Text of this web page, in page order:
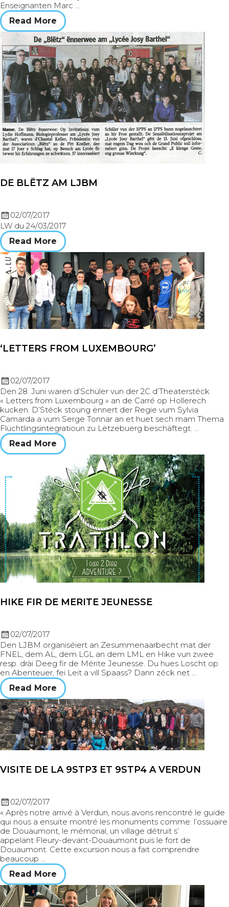
Enseignanten Marc …
Read More
DE BLËTZ AM LJBM
02/07/2017
LW du 24/03/2017
Read More
‘LETTERS FROM LUXEMBOURG’
02/07/2017
Den 28. Juni waren d’Schüler vun der 2C d’Theaterstéck
« Letters from Luxembourg » an de Carré op Hollerech
kucken. D’Stéck stoung ënnert der Regie vum Sylvia
Camarda a vum Serge Tonnar an et huet sech mam Thema
Flüchtlingsintegratioun zu Lëtzebuerg beschäftegt. …
Read More
HIKE FIR DE MERITE JEUNESSE
02/07/2017
Den LJBM organiséiert an Zesummenaarbecht mat der
FNEL, dem AL, dem LGL an dem LML en Hike vun zwee
resp. dräi Deeg fir de Mérite Jeunesse. Du hues Loscht op
en Abenteuer, fei Leit a vill Spaass? Dann zéck net …
Read More
VISITE DE LA 9STP3 ET 9STP4 A VERDUN
02/07/2017
« Après notre arrivé à Verdun, nous avons rencontré le guide
qui nous a ensuite montré les monuments comme: l’ossuaire
de Douaumont, le mémorial, un village détruit s’
appelant Fleury-devant-Douaumont puis le fort de
Douaumont. Cette excursion nous a fait comprendre
beaucoup …
Read More